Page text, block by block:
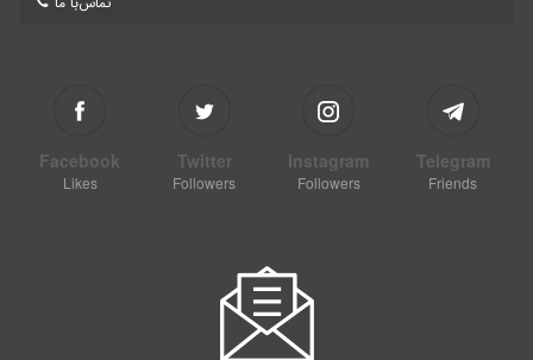
Facebook
Likes
Twitter
Followers
Instagram
Followers
Telegram
Friends